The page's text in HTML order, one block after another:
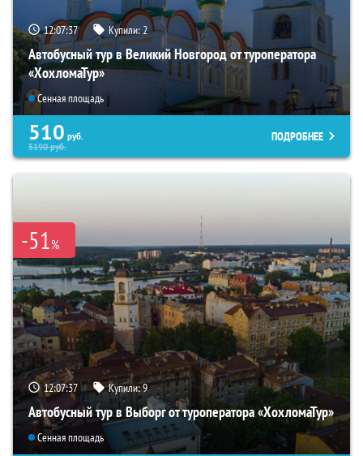
12:07:36 Купили: 2
Автобусный тур в Великий Новгород от туроператора
«ХохломаТур»
Сенная площадь
510 руб.
5190руб.
ПОДРОБНЕЕ
-51%
12:07:36 Купили:9
Автобусный тур в Выборг от туроператора «ХохломаТур»
Сенная площадь